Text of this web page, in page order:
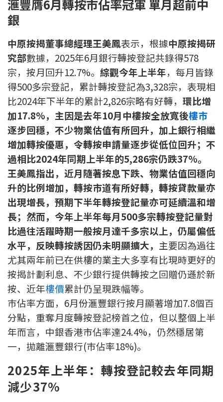
轉按計算
置業預算
供款年期計算
工商舖按揭計算
印花稅計算
免費物業估價
下載中心
按揭全面睇
新聞/研究
公司動態
按市新聞
統計數據庫
按揭快趣智識
按揭智庫
樓按專欄
按揭百科
滙豐膺6月轉按市佔率冠軍 單月超前中
銀
中原按揭董事總經理王美鳳表示，根據中原按揭研
究部數據，2025年6月銀行轉按登記共錄得578
宗，按月回升12.7%。 綜觀今年上半年，每月皆錄
得500多宗登記，累計轉按登記為3,328宗，表現相
比2024年下半年的累計2,826宗略有好轉， 環比增
加17.8%，主因是去年10月中樓按全放寬後樓市
逐步回穩，不少物業估值有所回升，加上銀行相繼
增加轉按優惠，令轉按申請量逐步從低位回升；不
過相比2024年同期上半年的5,286宗仍跌37%。
王美鳳指出，近月隨著按息下跌、物業估值回穩向
升的比例增加，轉按市道有所好轉，轉按貸款量亦
出現增長，預期下半年轉按登記量亦可延續溫和增
長；然而，今年上半年每月500多宗轉按登記量對
比過往活躍時期一般按月達千多宗以上，仍屬偏低
水平，反映轉按誘因仍未明顯擴大， 主要因為過往
尤其兩年前已在供樓的業主大多享有比現時更好的
按揭計劃利息、不少銀行提供轉按之回贈仍遜於新
按、近年樓價累計仍呈現跌幅等。
巿佔率方面，6月份滙豐銀行按月顯著增加7.8個百
分點，重奪月度轉按登記榜首之位，但以整個上半
年而言，中銀香港市佔率達24.4%，仍然穩居第
一，拋離滙豐銀行(巿佔率18%)。
2025年上半年：轉按登記較去年同期
減少37%